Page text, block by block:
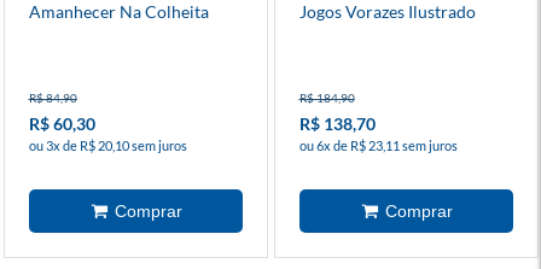
Amanhecer Na Colheita
R$ 84,90
R$ 60,30
ou 3x de R$ 20,10 sem juros
Jogos Vorazes Ilustrado
R$ 184,90
R$ 138,70
ou 6x de R$ 23,11 sem juros